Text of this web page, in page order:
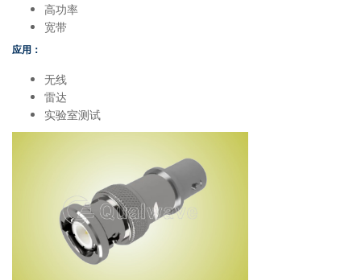
高功率
宽带
应用：
无线
雷达
实验室测试